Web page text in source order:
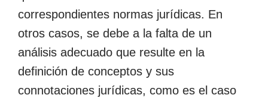
correspondientes normas jurídicas. En
otros casos, se debe a la falta de un
análisis adecuado que resulte en la
definición de conceptos y sus
connotaciones jurídicas, como es el caso